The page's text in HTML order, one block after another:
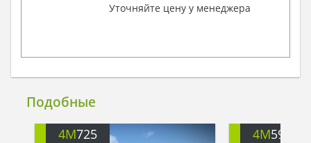
Уточняйте цену у менеджера
Подобные
4M725 4M592